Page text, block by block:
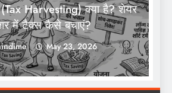
(Tax Harvesting) क्या है? शेयर
में टैक्स कैसे बचाएं?
May 23, 2026